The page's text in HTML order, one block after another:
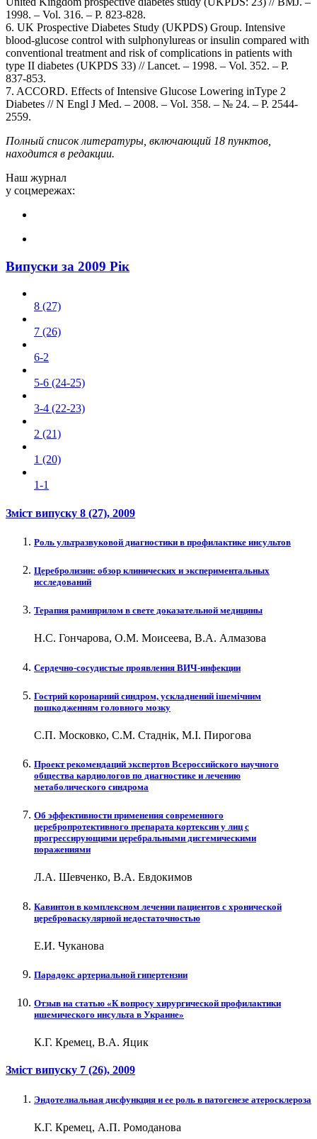
1998. – Vol. 316. – P. 823-828.
6. UK Prospective Diabetes Study (UKPDS) Group. Intensive
blood-glucose control with sulphonylureas or insulin compared with
conventional treatment and risk of complications in patients with
type II diabetes (UKPDS 33) // Lancet. – 1998. – Vol. 352. – P.
837-853.
7. ACCORD. Effects of Intensive Glucose Lowering inType 2
Diabetes // N Engl J Med. – 2008. – Vol. 358. – № 24. – P. 2544-
2559.
Полный список литературы, включающий 18 пунктов,
находится в редакции.
Наш журнал
у соцмережах:
Випуски за 2009 Рік
8 (27)
7 (26)
6-2
5-6 (24-25)
3-4 (22-23)
2 (21)
1 (20)
1-1
Зміст випуску 8 (27), 2009
Роль ультразвуковой диагностики в профилактике инсультов
Церебролизин: обзор клинических и экспериментальных
исследований
Терапия рамиприлом в свете доказательной медицины
Н.С. Гончарова, О.М. Моисеева, В.А. Алмазова
Сердечно-сосудистые проявления ВИЧ-инфекции
Гострий коронарний синдром, ускладнений ішемічним
пошкодженням головного мозку
С.П. Московко, С.М. Стаднік, М.І. Пирогова
Проект рекомендаций экспертов Всероссийского научного
общества кардиологов по диагностике и лечению
метаболического синдрома
Об эффективности применения современного
церебропротективного препарата кортексин у лиц с
прогрессирующими церебральными дисгемическими
поражениями
Л.А. Шевченко, В.А. Евдокимов
Кавинтон в комплексном лечении пациентов с хронической
цереброваскулярной недостаточностью
Е.И. Чуканова
Парадокс артериальной гипертензии
Отзыв на статью «К вопросу хирургической профилактики
ишемического инсульта в Украине»
К.Г. Кремец, В.А. Яцик
Зміст випуску 7 (26), 2009
Эндотелиальная дисфункция и ее роль в патогенезе атеросклероза
К.Г. Кремец, А.П. Ромоданова